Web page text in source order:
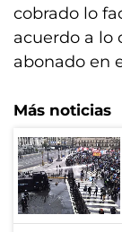
cobrado lo
acuerdo a lo
abonado en
Más noticias